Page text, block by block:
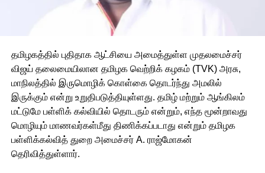
தமிழகத்தில் புதிதாக ஆட்சியை அமைத்துள்ள முதலமைச்சர்
விஜய் தலைமையிலான தமிழக வெற்றிக் கழகம் (TVK) அரசு,
மாநிலத்தில் இருமொழிக் கொள்கை தொடர்ந்து அமலில்
இருக்கும் என்று உறுதிபடுத்தியுள்ளது. தமிழ் மற்றும் ஆங்கிலம்
மட்டுமே பள்ளிக் கல்வியில் தொடரும் என்றும், எந்த மூன்றாவது
மொழியும் மாணவர்கள்மீது திணிக்கப்படாது என்றும் தமிழக
பள்ளிக்கல்வித் துறை அமைச்சர் A. ராஜ்மோகன்
தெரிவித்துள்ளார்.